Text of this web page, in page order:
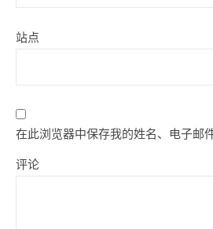
站点
在此浏览器中保存我的姓名、电子邮
评论